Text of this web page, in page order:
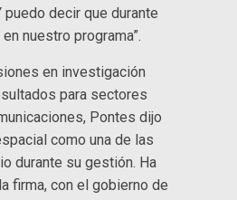
puedo decir que durante
nuestro programa”.
en investigación
para sectores
Pontes dijo
como una de las
durante su gestión. Ha
firma, con el gobierno de